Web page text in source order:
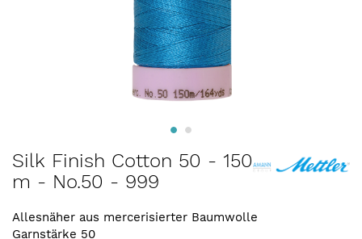
Zum
Anfang
der
springen
Silk Finish Cotton 50 - 150
m - No.50 - 999
Allesnäher aus mercerisierter Baumwolle
Garnstärke 50